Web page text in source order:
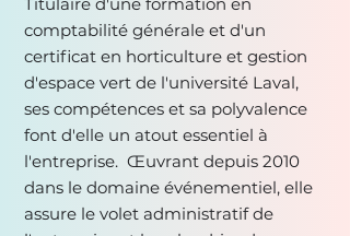
comptabilité générale et d'un
certificat en horticulture et gestion
d'espace vert de l'université Laval,
ses compétences et sa polyvalence
font d'elle un atout essentiel à
l'entreprise. Œuvrant depuis 2010
dans le domaine événementiel, elle
assure le volet administratif de